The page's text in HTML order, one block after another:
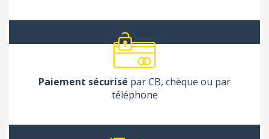
Paiement sécurisé par CB, chèque ou par
téléphone